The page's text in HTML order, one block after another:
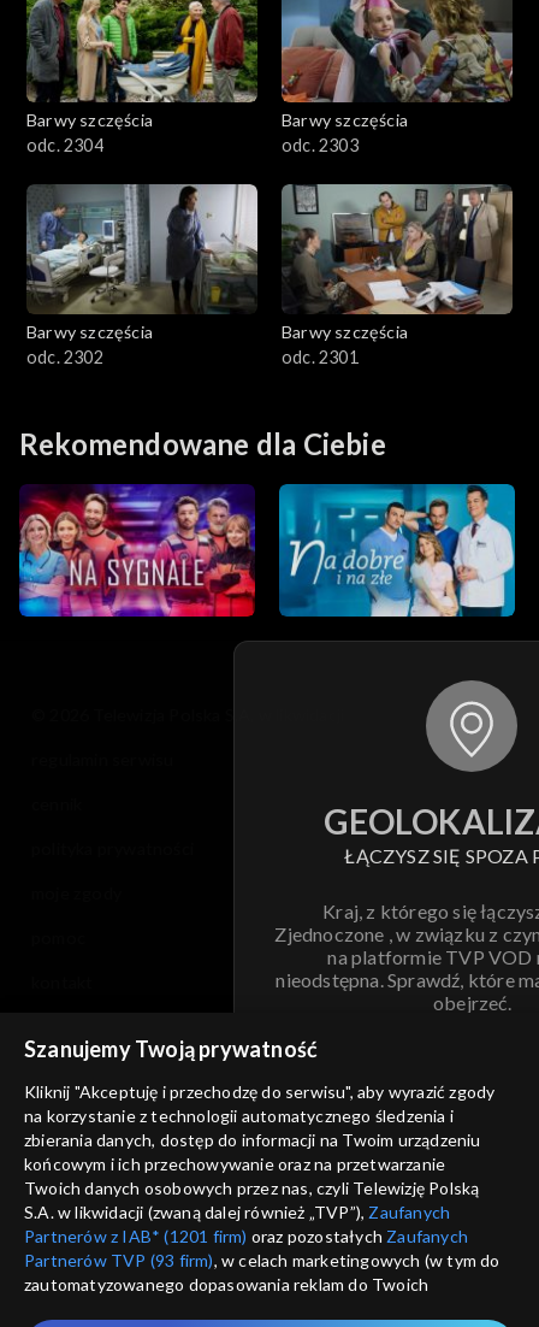
Barwy szczęścia
odc. 2304
Barwy szczęścia
odc. 2303
Barwy szczęścia
odc. 2302
Barwy szczęścia
odc. 2301
Rekomendowane dla Ciebie
ŁĄCZYSZ SIĘ SPOZA
Kraj, z którego się
Zjednoczone , w związku z
na platformie TVP VOD
nieodstępna. Sprawdź, które
obejrzeć.
ANULUJ
informacje o dostawcy usług
Szanujemy Twoją prywatność
Kliknij "Akceptuję i przechodzę do serwisu", aby wyrazić zgody
na korzystanie z technologii automatycznego śledzenia i
zbierania danych, dostęp do informacji na Twoim urządzeniu
końcowym i ich przechowywanie oraz na przetwarzanie
Twoich danych osobowych przez nas, czyli Telewizję Polską
S.A. w likwidacji (zwaną dalej również „TVP”), Zaufanych
Partnerów z IAB* (1201 firm) oraz pozostałych Zaufanych
Partnerów TVP (93 firm), w celach marketingowych (w tym do
zautomatyzowanego dopasowania reklam do Twoich